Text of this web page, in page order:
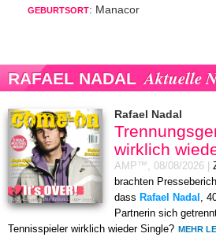
GEBURTSORT: Manacor
RAFAEL NADAL Aktuelle
Rafael Nadal
wirklich
AMP™, 08/08/2026
brachten
dass Rafael Nadal ,
Partnerin sich
Tennisspieler wirklich wieder Single? MEHR